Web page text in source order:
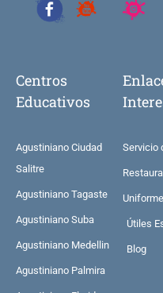
Centros
Educativos
Agustiniano Ciudad
Salitre
Agustiniano Tagaste
Agustiniano Suba
Agustiniano Medellin
Agustiniano Palmira
Servicio
Útiles
Blog